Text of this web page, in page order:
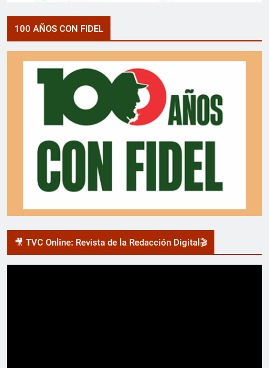
100 AÑOS CON FIDEL
🎥 TVC Online: Revista de la Redacción Digital🎬